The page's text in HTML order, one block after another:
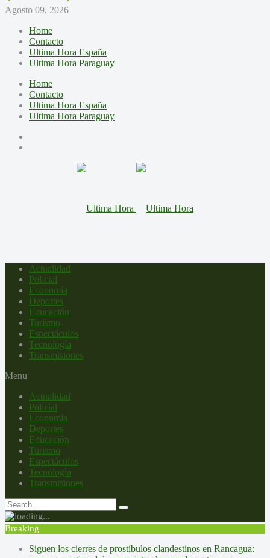
Agosto 09, 2026
Home
Contacto
Ultima Hora España
Ultima Hora Paraguay
Home
Contacto
Ultima Hora España
Ultima Hora Paraguay
Actualidad
Policial
Economía
Deportes
Educación
Turismo
Espectáculos
Tecnología
Transmisiones
Menu
Actualidad
Policial
Economía
Deportes
Educación
Turismo
Espectáculos
Tecnología
Transmisiones
Breaking
Siguen los cierres de prostíbulos clandestinos en Rancagua: